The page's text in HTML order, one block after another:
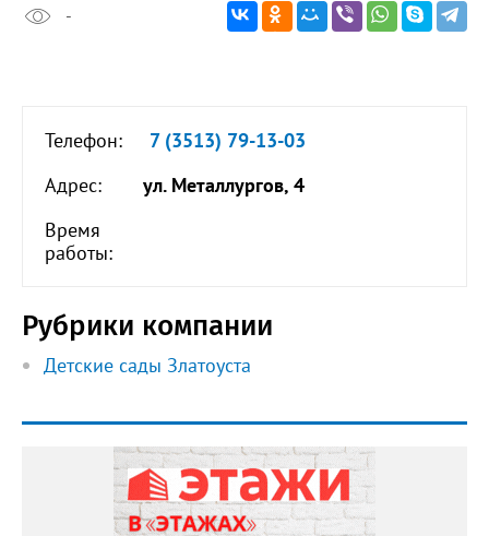
-
Телефон:
7 (3513) 79-13-03
Адрес:
ул. Металлургов, 4
Время
работы:
Рубрики компании
Детские сады Златоуста